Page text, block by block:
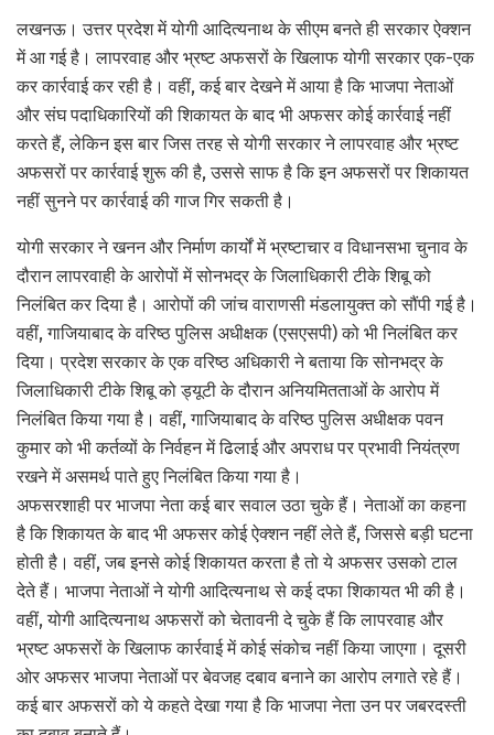
लखनऊ। उत्तर प्रदेश में योगी आदित्यनाथ के सीएम बनते ही सरकार ऐक्शन
में आ गई है। लापरवाह और भ्रष्ट अफसरों के खिलाफ योगी सरकार एक-एक
कर कार्रवाई कर रही है। वहीं, कई बार देखने में आया है कि भाजपा नेताओं
और संघ पदाधिकारियों की शिकायत के बाद भी अफसर कोई कार्रवाई नहीं
करते हैं, लेकिन इस बार जिस तरह से योगी सरकार ने लापरवाह और भ्रष्ट
अफसरों पर कार्रवाई शुरू की है, उससे साफ है कि इन अफसरों पर शिकायत
नहीं सुनने पर कार्रवाई की गाज गिर सकती है।
योगी सरकार ने खनन और निर्माण कार्यों में भ्रष्टाचार व विधानसभा चुनाव के
दौरान लापरवाही के आरोपों में सोनभद्र के जिलाधिकारी टीके शिबू को
निलंबित कर दिया है। आरोपों की जांच वाराणसी मंडलायुक्त को सौंपी गई है।
वहीं, गाजियाबाद के वरिष्ठ पुलिस अधीक्षक (एसएसपी) को भी निलंबित कर
दिया। प्रदेश सरकार के एक वरिष्ठ अधिकारी ने बताया कि सोनभद्र के
जिलाधिकारी टीके शिबू को ड्यूटी के दौरान अनियमितताओं के आरोप में
निलंबित किया गया है। वहीं, गाजियाबाद के वरिष्ठ पुलिस अधीक्षक पवन
कुमार को भी कर्तव्यों के निर्वहन में ढिलाई और अपराध पर प्रभावी नियंत्रण
रखने में असमर्थ पाते हुए निलंबित किया गया है।
अफसरशाही पर भाजपा नेता कई बार सवाल उठा चुके हैं। नेताओं का कहना
है कि शिकायत के बाद भी अफसर कोई ऐक्शन नहीं लेते हैं, जिससे बड़ी घटना
होती है। वहीं, जब इनसे कोई शिकायत करता है तो ये अफसर उसको टाल
देते हैं। भाजपा नेताओं ने योगी आदित्यनाथ से कई दफा शिकायत भी की है।
वहीं, योगी आदित्यनाथ अफसरों को चेतावनी दे चुके हैं कि लापरवाह और
भ्रष्ट अफसरों के खिलाफ कार्रवाई में कोई संकोच नहीं किया जाएगा। दूसरी
ओर अफसर भाजपा नेताओं पर बेवजह दबाव बनाने का आरोप लगाते रहे हैं।
कई बार अफसरों को ये कहते देखा गया है कि भाजपा नेता उन पर जबरदस्ती